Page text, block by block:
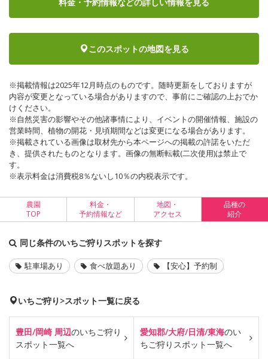
このスポットの地図を見る
※掲載情報は2025年12月時点のものです。随時更新をしておりますが
内容が変更となっている場合がありますので、事前にご確認の上おでか
けください。
※自然災害の影響やその他諸事情により、イベントの開催情報、施設の
営業時間、植物の開花・見頃期間などは変更になる場合があります。
※掲載されている画像は取材先から本ページへの掲載の許諾をいただ
き、提供されたものとなります。画像の無断転載(二次使用)は禁止で
す。
※表示料金は消費税8％ないし10％の内税表示です。
農園
TOP
料金・
予約情報など
地図・
アクセス
品種の
紹介
同じ条件のいちご狩りスポットを探す
駐車場あり 食べ放題あり 【安心】予約制
いちご狩り>スポット一覧に戻る
豊田/岡崎 周辺のいちご狩り
スポット一覧へ
愛知郡/大府/日清/東海のい
ちご狩り スポット一覧へ